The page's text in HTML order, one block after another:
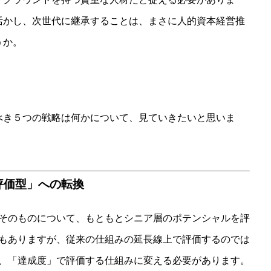
し、次世代に継承することは、まさに人的資本経営推
。
５つの戦略は何かについて、見ていきたいと思いま
型」への転換
のものについて、もともとシニア層のポテンシャルを評
ありますが、従来の仕組みの延長線上で評価するのでは
達成度」で評価する仕組みに変える必要があります。